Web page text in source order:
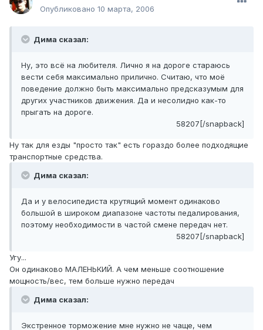
Опубликовано 10 марта, 2006
Дима сказал:
Ну, это всё на любителя. Лично я на дороге стараюсь
вести себя максимально прилично. Считаю, что моё
поведение должно быть максимально предсказумым для
других участников движения. Да и несолидно как-то
прыгать на дороге.
58207[/snapback]
Ну так для езды "просто так" есть гораздо более подходящие
транспортные средства.
Дима сказал:
Да и у велосипедиста крутящий момент одинаково
большой в широком диапазоне частоты педалирования,
поэтому необходимости в частой смене передач нет.
58207[/snapback]
Угу...
Он одинаково МАЛЕНЬКИЙ. А чем меньше соотношение
мощность/вес, тем больше нужно передач
Дима сказал:
Экстренное торможение мне нужно не чаще, чем